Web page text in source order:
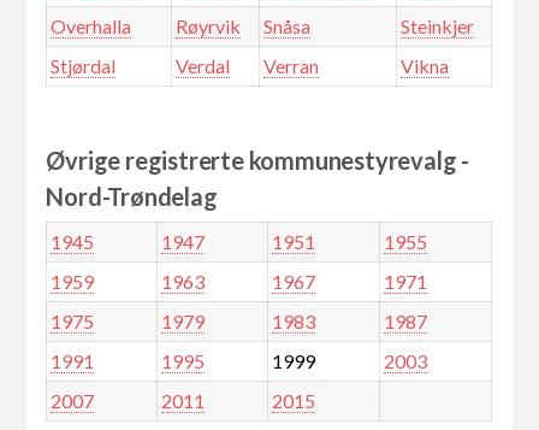
Overhalla
Røyrvik Snåsa
Steinkjer
Stjørdal
Verdal Verran Vikna
Øvrige registrerte kommunestyrevalg -
Nord-Trøndelag
1945 1947 1951
1955
1959
1963 1967
1971
1975
1979 1983
1987
1991
1995 1999
2003
2007
2011 2015